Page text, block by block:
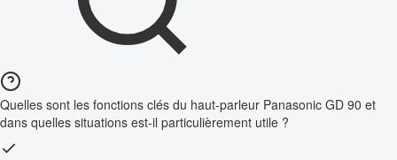
Quelles sont les fonctions clés du haut-parleur Panasonic GD 90 et
dans quelles situations est-il particulièrement utile ?